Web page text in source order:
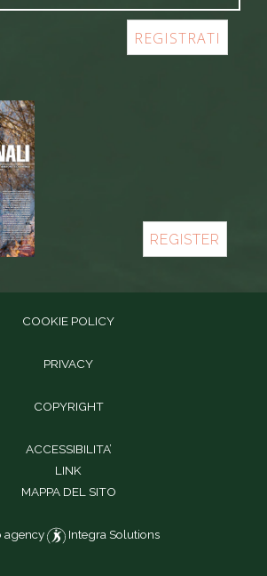
REGISTER
COOKIE POLICY
PRIVACY
COPYRIGHT
ACCESSIBILITA’
LINK
MAPPA DEL SITO
agency Integra Solutions